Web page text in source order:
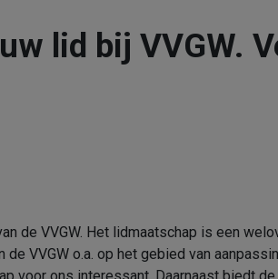
lid bij VVGW.
de VVGW. Het lidmaatschap is een
VVGW o.a. op het gebied van